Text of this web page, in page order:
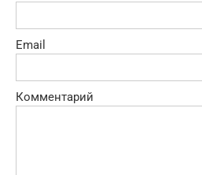
Email
Комментарий